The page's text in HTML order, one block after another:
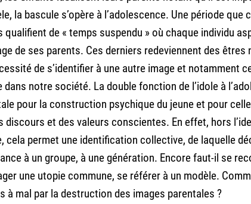
la bascule s’opère à l’adolescence. Une période que
qualifient de « temps suspendu » où chaque individu
de ses parents. Ces derniers redeviennent des êtres
de s’identifier à une autre image et notamment
dans notre société. La double fonction de l’idole à
pour la construction psychique du jeune et pour
discours et des valeurs conscientes. En effet, hors
cela permet une identification collective, de laquelle
à un groupe, à une génération. Encore faut-il se
une utopie commune, se référer à un modèle.
à mal par la destruction des images parentales ?